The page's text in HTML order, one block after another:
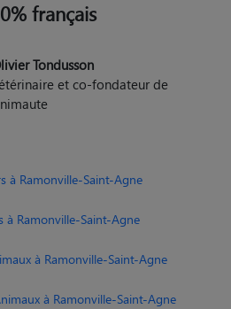
français
Tondusson
et co-fondateur de
à Ramonville-Saint-Agne
à Ramonville-Saint-Agne
à Ramonville-Saint-Agne
à Ramonville-Saint-Agne